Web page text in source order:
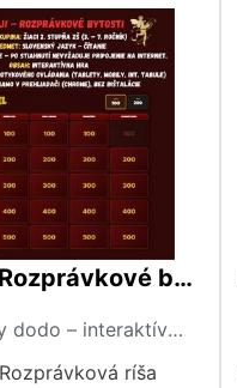
Riskuj! - Rozprávkové bytosti
Múdry dodo – interaktívne hry a kvízy
ríša